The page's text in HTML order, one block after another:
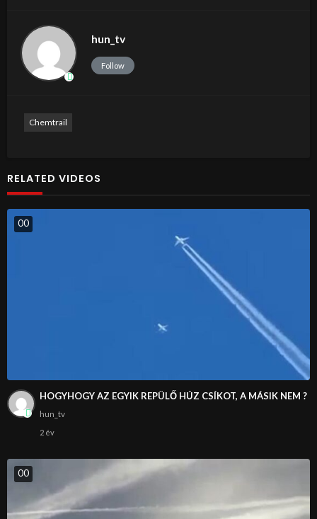
hun_tv
Follow
Chemtrail
RELATED VIDEOS
00
HOGYHOGY AZ EGYIK REPÜLŐ HÚZ CSÍKOT, A MÁSIK NEM ?
hun_tv
2 év
00